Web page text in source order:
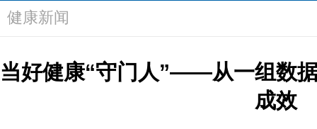
健康新闻
当好健康“守门人”——从一组数
成效